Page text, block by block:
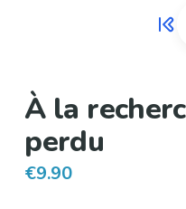
À la
perdu
€9.90